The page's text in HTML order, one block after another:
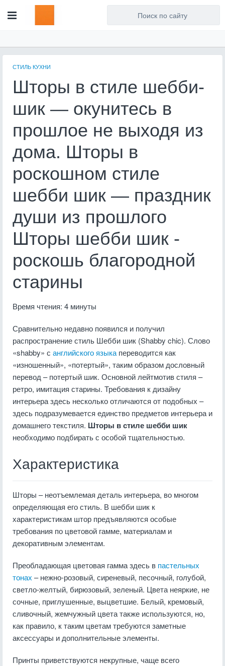
СТИЛЬ КУХНИ
Шторы в стиле шебби-
шик — окунитесь в
прошлое не выходя из
дома. Шторы в
роскошном стиле
шебби шик — праздник
души из прошлого
Шторы шебби шик -
роскошь благородной
старины
Время чтения: 4 минуты
Сравнительно недавно появился и получил
распространение стиль Шебби шик (Shabby chic). Слово
«shabby» с английского языка переводится как
«изношенный», «потертый», таким образом дословный
перевод – потертый шик. Основной лейтмотив стиля –
ретро, имитация старины. Требования к дизайну
интерьера здесь несколько отличаются от подобных –
здесь подразумевается единство предметов интерьера и
домашнего текстиля. Шторы в стиле шебби шик
необходимо подбирать с особой тщательностью.
Характеристика
Шторы – неотъемлемая деталь интерьера, во многом
определяющая его стиль. В шебби шик к
характеристикам штор предъявляются особые
требования по цветовой гамме, материалам и
декоративным элементам.
Преобладающая цветовая гамма здесь в пастельных
тонах – нежно-розовый, сиреневый, песочный, голубой,
светло-желтый, бирюзовый, зеленый. Цвета неяркие, не
сочные, приглушенные, выцветшие. Белый, кремовый,
сливочный, жемчужный цвета также используются, но,
как правило, к таким цветам требуются заметные
аксессуары и дополнительные элементы.
Принты приветствуются некрупные, чаще всего
Для любых предложений по
сайту: artist71@cp9.ru